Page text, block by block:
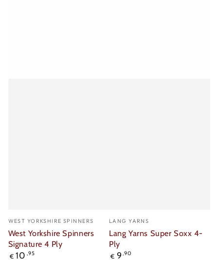
Verkäufer/in:
WEST YORKSHIRE SPINNERS
West Yorkshire Spinners
Signature 4 Ply
Regulärer
€ 10 ,95
Verkäufer/in:
LANG YARNS
Lang Yarns Super Soxx 4-
Ply
Regulärer
€ 9 ,90